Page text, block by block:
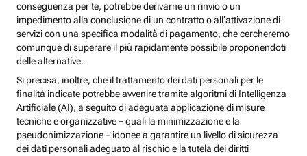
conseguenza per te, potrebbe derivarne un rinvio o un
impedimento alla conclusione di un contratto o all’attivazione di
servizi con una specifica modalità di pagamento, che cercheremo
comunque di superare il più rapidamente possibile proponendoti
delle alternative.
Si precisa, inoltre, che il trattamento dei dati personali per le
finalità indicate potrebbe avvenire tramite algoritmi di Intelligenza
Artificiale (AI), a seguito di adeguata applicazione di misure
tecniche e organizzative – quali la minimizzazione e la
pseudonimizzazione – idonee a garantire un livello di sicurezza
dei dati personali adeguato al rischio e la tutela dei diritti